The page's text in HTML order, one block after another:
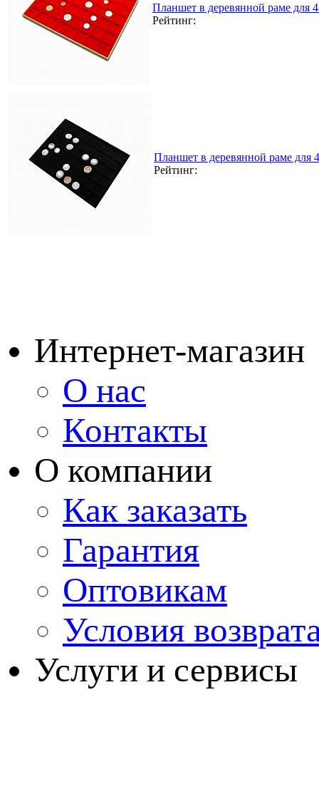
Планшет в деревянной раме
Рейтинг:
Планшет в деревянной раме
Рейтинг:
Интернет-магазин
О нас
Контакты
О компании
Как заказать
Гарантия
Оптовикам
Условия
Услуги и сервисы